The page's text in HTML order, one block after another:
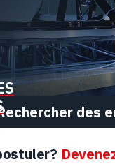
des